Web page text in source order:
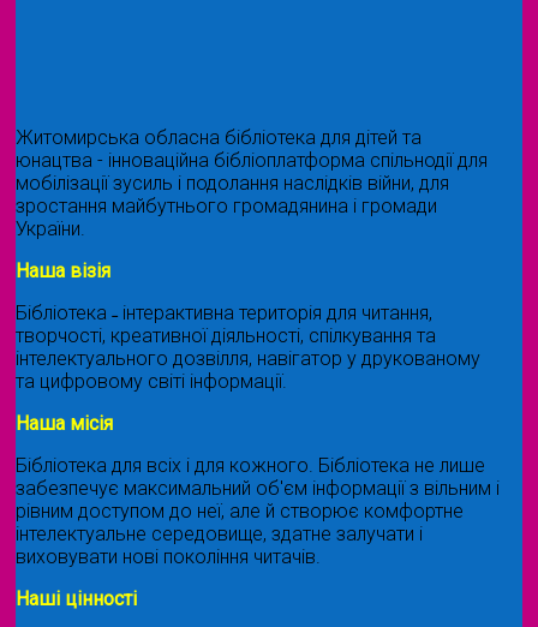
Житомирська обласна бібліотека для дітей та
юнацтва - інноваційна бібліоплатформа спільнодії для
мобілізації зусиль і подолання наслідків війни, для
зростання майбутнього громадянина і громади
України.
Наша візія
Бібліотека ˗ інтерактивна територія для читання,
творчості, креативної діяльності, спілкування та
інтелектуального дозвілля, навігатор у друкованому
та цифровому світі інформації.
Наша місія
Бібліотека для всіх і для кожного. Бібліотека не лише
забезпечує максимальний об'єм інформації з вільним і
рівним доступом до неї, але й створює комфортне
інтелектуальне середовище, здатне залучати і
виховувати нові покоління читачів.
Наші цінності